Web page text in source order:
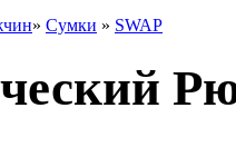
» Сумки » SWAP